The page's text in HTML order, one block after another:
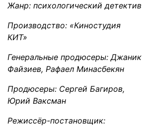
Жанр: психологический детектив
Производство: «Киностудия
КИТ»
Генеральные продюсеры: Джаник
Файзиев, Рафаел Минасбекян
Продюсеры: Сергей Багиров,
Юрий Ваксман
Режиссёр-постановщик: